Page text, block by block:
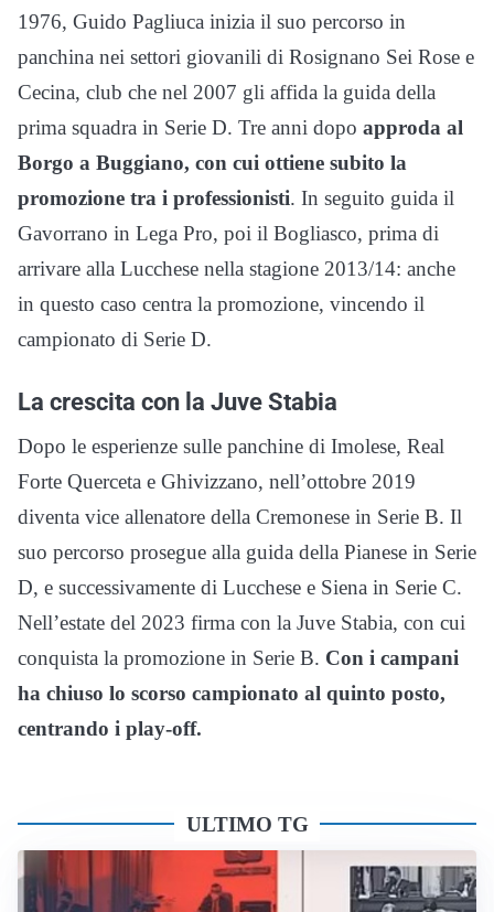
1976, Guido Pagliuca inizia il suo percorso in
panchina nei settori giovanili di Rosignano Sei Rose e
Cecina, club che nel 2007 gli affida la guida della
prima squadra in Serie D. Tre anni dopo approda al
Borgo a Buggiano, con cui ottiene subito la
promozione tra i professionisti. In seguito guida il
Gavorrano in Lega Pro, poi il Bogliasco, prima di
arrivare alla Lucchese nella stagione 2013/14: anche
in questo caso centra la promozione, vincendo il
campionato di Serie D.
La crescita con la Juve Stabia
Dopo le esperienze sulle panchine di Imolese, Real
Forte Querceta e Ghivizzano, nell’ottobre 2019
diventa vice allenatore della Cremonese in Serie B. Il
suo percorso prosegue alla guida della Pianese in Serie
D, e successivamente di Lucchese e Siena in Serie C.
Nell’estate del 2023 firma con la Juve Stabia, con cui
conquista la promozione in Serie B. Con i campani
ha chiuso lo scorso campionato al quinto posto,
centrando i play-off.
ULTIMO TG